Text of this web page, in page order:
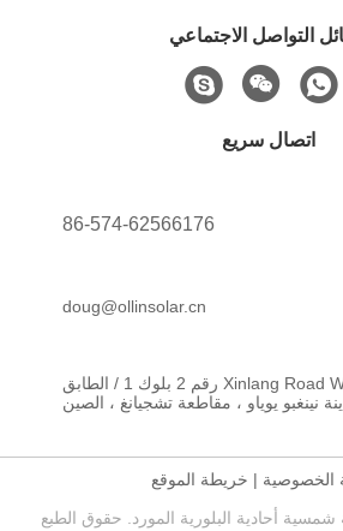
التواصل الاجتماعي
اتصال سريع
86-574-62566176
doug@ollinsolar.cn
Xinlang Road Wanyang Industrial Park رقم 2 بلوك 1 / الطابق
نينغبو يوياو ، مقاطعة تشجيانغ ، الصين
الخصوصية | خريطة الموقع
أحادية البلورية المورد. حقوق الطبع